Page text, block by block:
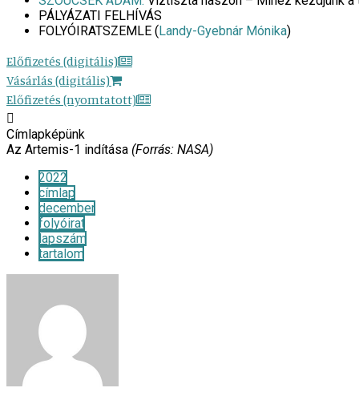
PÁLYÁZATI FELHÍVÁS
FOLYÓIRATSZEMLE ( Landy-Gyebnár Mónika)
Előfizetés (digitális)
Vásárlás (digitális)
Előfizetés (nyomtatott)
Címlapképünk
Az Artemis-1 indítása (Forrás: NASA)
2022
címlap
december
folyóirat
lapszám
tartalom